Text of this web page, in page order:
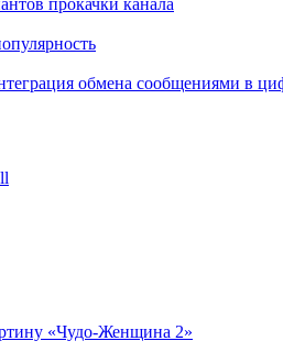
обмена сообщениями в
«Чудо-Женщина 2»